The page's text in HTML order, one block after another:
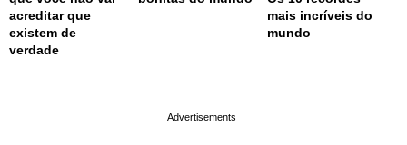
acreditar que
existem de
verdade
mais incríveis do
mundo